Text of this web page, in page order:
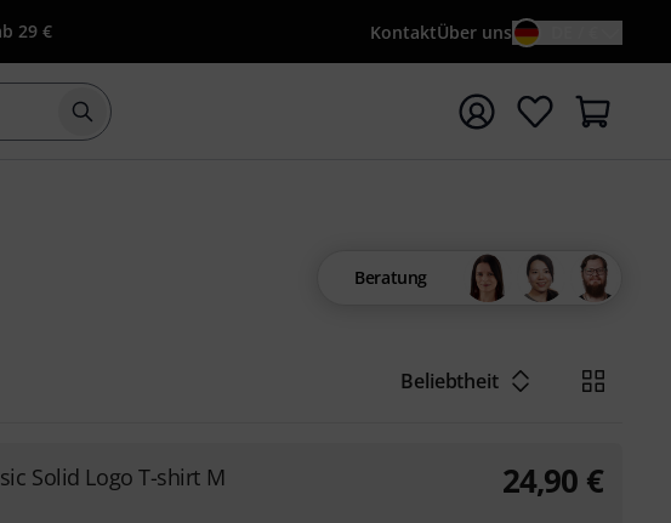
29 € KontaktÜber uns
Suche mit Suchwort {searchTerm} starten
Beratung
Beliebtheit
Solid Logo T-shirt M 24,90 €